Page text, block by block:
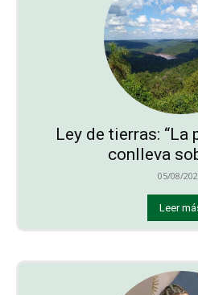
Ley de tierras: “La
conlleva
05/08/
Leer